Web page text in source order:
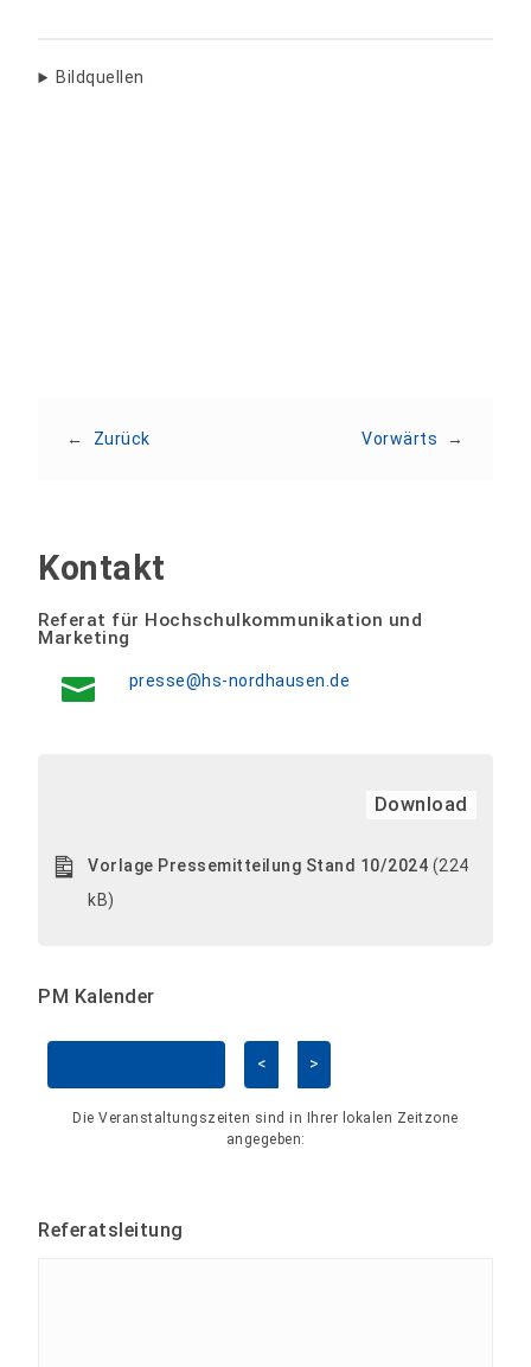
Bildquellen
← Zurück Vorwärts →
Kontakt
Referat für Hochschulkommunikation und
Marketing
presse@hs-nordhausen.de
Download
Vorlage Pressemitteilung Stand 10/2024 (224
kB)
PM Kalender
< >
Die Veranstaltungszeiten sind in Ihrer lokalen Zeitzone
angegeben:
Referatsleitung